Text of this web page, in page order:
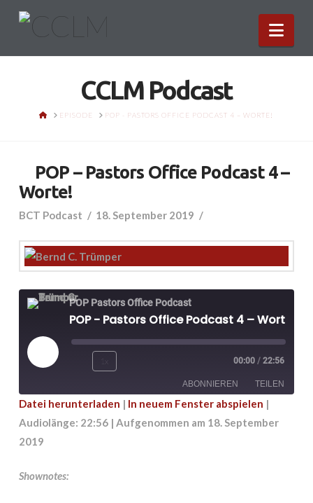
CCLM Podcast
HOMEEPISODE POP - PASTORS OFFICE PODCAST 4 – WORTE!
POP – Pastors Office Podcast 4 –
Worte!
BCT Podcast 18. September 2019
POP Pastors Office Podcast
POP - Pastors Office Podcast 4 – Worte!
Play
00:00 / 22:56
ABONNIEREN TEILEN
TEILEN
EMBED
Datei herunterladen | In neuem Fenster abspielen |
Audiolänge: 22:56| Aufgenommen am 18. September
2019
Shownotes: